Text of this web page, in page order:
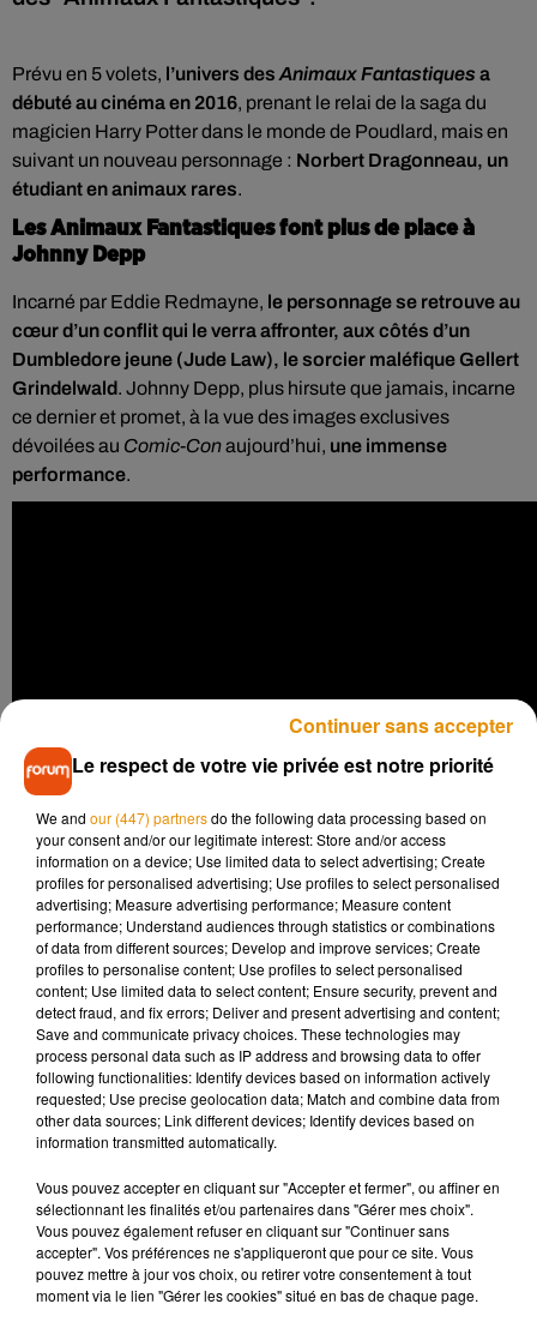
Prévu en 5 volets, l’univers des Animaux Fantastiques a
débuté au cinéma en 2016, prenant le relai de la saga du
magicien Harry Potter dans le monde de Poudlard, mais en
suivant un nouveau personnage : Norbert Dragonneau, un
étudiant en animaux rares.
Les Animaux Fantastiques font plus de place à
Johnny Depp
Incarné par Eddie Redmayne, le personnage se retrouve au
cœur d’un conflit qui le verra affronter, aux côtés d’un
Dumbledore jeune (Jude Law), le sorcier maléfique Gellert
Grindelwald. Johnny Depp, plus hirsute que jamais, incarne
ce dernier et promet, à la vue des images exclusives
dévoilées au Comic-Conaujourd’hui, une immense
performance.
Synopsis :
1927. Quelques mois après sa capture, le célèbre sorcier
Gellert Grindelwald s'évade comme il l'avait promis et de
façon spectaculaire. Réunissant de plus en plus de
partisans, il est à l'origine d'attaques d'humains normaux
par des sorciers et seul celui qu'il considérait autrefois
comme un ami, Albus Dumbledore, semble capable de
l'arrêter. Mais Dumbledore va devoir faire appel au seul
sorcier ayant déjoué les plans de Grindelwald auparavant :
son ancien élève Norbert Dragonneau. L'aventure qui les
attend réunit Norbert avec Tina, Queenie et Jacob, mais
cette mission va également tester la loyauté de chacun face
aux nouveaux dangers qui se dressent sur leur chemin,
dans un monde magique plus dangereux et divisé que
Le respect de votre vie privée est notre priorité
We and our (447) partnersdo the following data processing based on
your consent and/or our legitimate interest: Store and/or access
information on a device; Use limited data to select advertising; Create
profiles for personalised advertising; Use profiles to select personalised
advertising; Measure advertising performance; Measure content
performance; Understand audiences through statistics or combinations
of data from different sources; Develop and improve services; Create
profiles to personalise content; Use profiles to select personalised
content; Use limited data to select content; Ensure security, prevent and
detect fraud, and fix errors; Deliver and present advertising and content;
Save and communicate privacy choices. These technologies may
process personal data such as IP address and browsing data to offer
following functionalities: Identify devices based on information actively
requested; Use precise geolocation data; Match and combine data from
other data sources; Link different devices; Identify devices based on
information transmitted automatically.
Vous pouvez accepter en cliquant sur "Accepter et fermer", ou affiner en
sélectionnant les finalités et/ou partenaires dans "Gérer mes choix".
Vous pouvez également refuser en cliquant sur "Continuer sans
accepter". Vos préférences ne s'appliqueront que pour ce site. Vous
pouvez mettre à jour vos choix, ou retirer votre consentement à tout
moment via le lien "Gérer les cookies" situé en bas de chaque page.
Continuer sans accepter